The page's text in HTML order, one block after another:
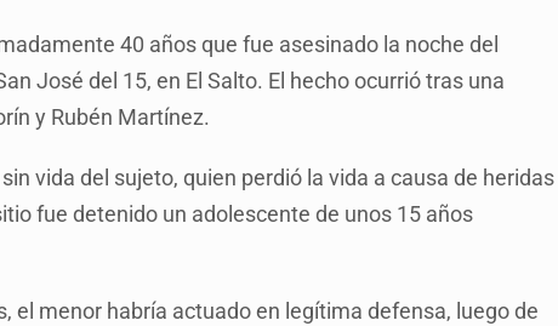
40 años que fue asesinado la noche del
José del 15, en El Salto. El hecho ocurrió tras una
y Rubén Martínez.
vida del sujeto, quien perdió la vida a causa de heridas
fue detenido un adolescente de unos 15 años
el menor habría actuado en legítima defensa, luego de